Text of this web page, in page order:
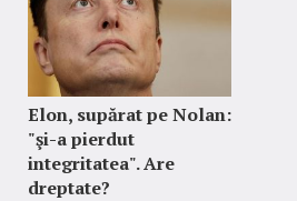
Elon, supărat pe Nolan:
"şi-a pierdut
integritatea". Are
dreptate?